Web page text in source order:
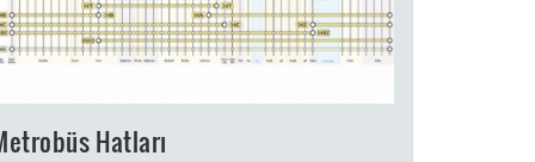
Hatları